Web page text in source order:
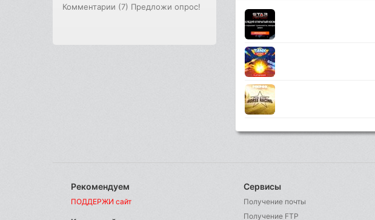
Комментарии (7) Предложи опрос!
Рекомендуем
ПОДДЕРЖИ сайт
Сервисы
Получение почты
Получение FTP